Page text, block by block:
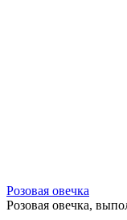
Розовая овечка
Розовая овечка,